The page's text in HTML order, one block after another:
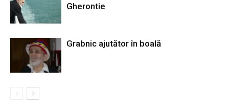
Gherontie
Grabnic ajutător în boală